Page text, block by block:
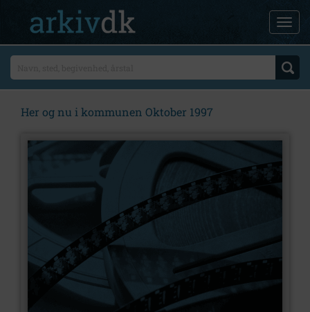
Her og nu i kommunen Oktober 1997